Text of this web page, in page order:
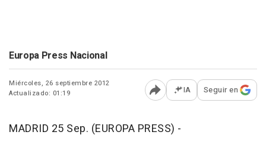
Europa Press Nacional
Miércoles, 26 septiembre 2012
Actualizado: 01:19
Abrir opciones para
IA Seguir en
MADRID 25 Sep. (EUROPA PRESS) -